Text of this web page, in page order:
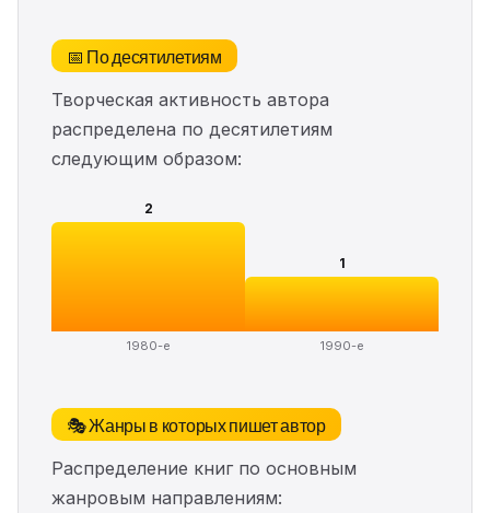
📅 По десятилетиям
Творческая активность автора
распределена по десятилетиям
следующим образом:
2
1980-е
1
1990-е
🎭 Жанры в которых пишет автор
Распределение книг по основным
жанровым направлениям: